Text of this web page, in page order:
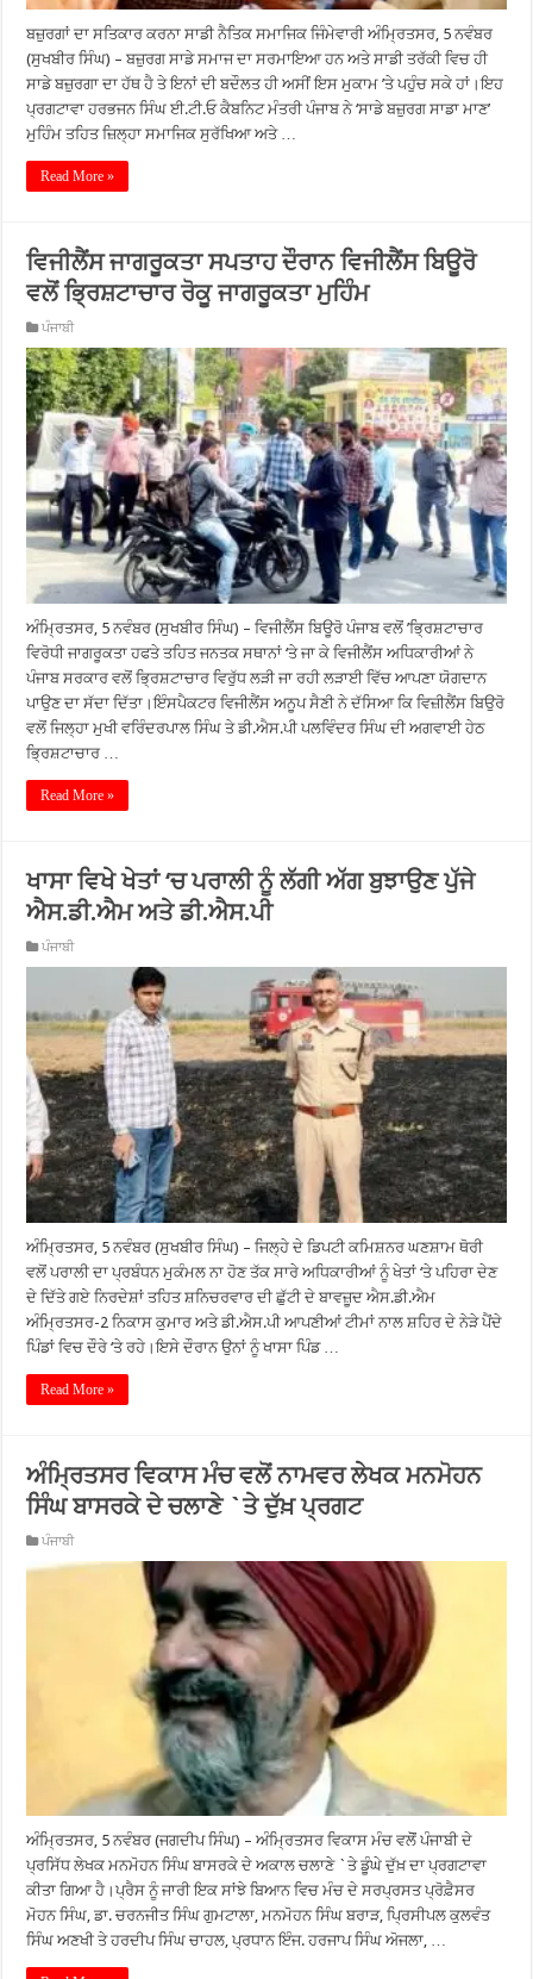
ਬਜ਼ੁਰਗਾਂ ਦਾ ਸਤਿਕਾਰ ਕਰਨਾ ਸਾਡੀ ਨੈਤਿਕ ਸਮਾਜਿਕ ਜਿੰਮੇਵਾਰੀ ਅੰਮ੍ਰਿਤਸਰ, 5 ਨਵੰਬਰ
(ਸੁਖਬੀਰ ਸਿੰਘ) – ਬਜ਼ੁਰਗ ਸਾਡੇ ਸਮਾਜ ਦਾ ਸਰਮਾਇਆ ਹਨ ਅਤੇ ਸਾਡੀ ਤਰੱਕੀ ਵਿਚ ਹੀ
ਸਾਡੇ ਬਜ਼ੁਰਗਾ ਦਾ ਹੱਥ ਹੈ ਤੇ ਇਨਾਂ ਦੀ ਬਦੌਲਤ ਹੀ ਅਸੀਂ ਇਸ ਮੁਕਾਮ ’ਤੇ ਪਹੁੰਚ ਸਕੇ ਹਾਂ।ਇਹ
ਪ੍ਰਗਟਾਵਾ ਹਰਭਜਨ ਸਿੰਘ ਈ.ਟੀ.ਓ ਕੈਬਨਿਟ ਮੰਤਰੀ ਪੰਜਾਬ ਨੇ ‘ਸਾਡੇ ਬਜ਼ੁਰਗ ਸਾਡਾ ਮਾਣ’
ਮੁਹਿੰਮ ਤਹਿਤ ਜ਼ਿਲ੍ਹਾ ਸਮਾਜਿਕ ਸੁਰੱਖਿਆ ਅਤੇ …
Read More »
ਵਿਜੀਲੈਂਸ ਜਾਗਰੂਕਤਾ ਸਪਤਾਹ ਦੌਰਾਨ ਵਿਜੀਲੈਂਸ ਬਿਊਰੋ
ਵਲੋਂ ਭ੍ਰਿਸ਼ਟਾਚਾਰ ਰੋਕੂ ਜਾਗਰੂਕਤਾ ਮੁਹਿੰਮ
ਪੰਜਾਬੀ
ਅੰਮ੍ਰਿਤਸਰ, 5 ਨਵੰਬਰ (ਸੁਖਬੀਰ ਸਿੰਘ) – ਵਿਜੀਲੈਂਸ ਬਿਊਰੋ ਪੰਜਾਬ ਵਲੋਂ ’ਭ੍ਰਿਸ਼ਟਾਚਾਰ
ਵਿਰੋਧੀ ਜਾਗਰੂਕਤਾ ਹਫਤੇ ਤਹਿਤ ਜਨਤਕ ਸਥਾਨਾਂ ‘ਤੇ ਜਾ ਕੇ ਵਿਜੀਲੈਂਸ ਅਧਿਕਾਰੀਆਂ ਨੇ
ਪੰਜਾਬ ਸਰਕਾਰ ਵਲੋਂ ਭ੍ਰਿਸ਼ਟਾਚਾਰ ਵਿਰੁੱਧ ਲੜੀ ਜਾ ਰਹੀ ਲੜਾਈ ਵਿੱਚ ਆਪਣਾ ਯੋਗਦਾਨ
ਪਾਉਣ ਦਾ ਸੱਦਾ ਦਿੱਤਾ।ਇੰਸਪੈਕਟਰ ਵਿਜੀਲੈਂਸ ਅਨੂਪ ਸੈਣੀ ਨੇ ਦੱਸਿਆ ਕਿ ਵਿਜ਼ੀਲੈਂਸ ਬਿਉਰੋ
ਵਲੋਂ ਜਿਲ੍ਹਾ ਮੁਖੀ ਵਰਿੰਦਰਪਾਲ ਸਿੰਘ ਤੇ ਡੀ.ਐਸ.ਪੀ ਪਲਵਿੰਦਰ ਸਿੰਘ ਦੀ ਅਗਵਾਈ ਹੇਠ
ਭ੍ਰਿਸ਼ਟਾਚਾਰ …
Read More »
ਖਾਸਾ ਵਿਖੇ ਖੇਤਾਂ ‘ਚ ਪਰਾਲੀ ਨੂੰ ਲੱਗੀ ਅੱਗ ਬੁਝਾਉਣ ਪੁੱਜੇ
ਐਸ.ਡੀ.ਐਮ ਅਤੇ ਡੀ.ਐਸ.ਪੀ
ਪੰਜਾਬੀ
ਅੰਮ੍ਰਿਤਸਰ, 5 ਨਵੰਬਰ (ਸੁਖਬੀਰ ਸਿੰਘ) – ਜਿਲ੍ਹੇ ਦੇ ਡਿਪਟੀ ਕਮਿਸ਼ਨਰ ਘਣਸ਼ਾਮ ਥੋਰੀ
ਵਲੋਂ ਪਰਾਲੀ ਦਾ ਪ੍ਰਬੰਧਨ ਮੁਕੰਮਲ ਨਾ ਹੋਣ ਤੱਕ ਸਾਰੇ ਅਧਿਕਾਰੀਆਂ ਨੂੰ ਖੇਤਾਂ ‘ਤੇ ਪਹਿਰਾ ਦੇਣ
ਦੇ ਦਿੱਤੇ ਗਏ ਨਿਰਦੇਸ਼ਾਂ ਤਹਿਤ ਸ਼ਨਿਚਰਵਾਰ ਦੀ ਛੁੱਟੀ ਦੇ ਬਾਵਜ਼ੂਦ ਐਸ.ਡੀ.ਐਮ
ਅੰਮ੍ਰਿਤਸਰ-2 ਨਿਕਾਸ ਕੁਮਾਰ ਅਤੇ ਡੀ.ਐਸ.ਪੀ ਆਪਣੀਆਂ ਟੀਮਾਂ ਨਾਲ ਸ਼ਹਿਰ ਦੇ ਨੇੜੇ ਪੈਂਦੇ
ਪਿੰਡਾਂ ਵਿਚ ਦੌਰੇ ‘ਤੇ ਰਹੇ।ਇਸੇ ਦੌਰਾਨ ਉਨਾਂ ਨੂੰ ਖਾਸਾ ਪਿੰਡ …
Read More »
ਅੰਮ੍ਰਿਤਸਰ ਵਿਕਾਸ ਮੰਚ ਵਲੋਂ ਨਾਮਵਰ ਲੇਖਕ ਮਨਮੋਹਨ
ਸਿੰਘ ਬਾਸਰਕੇ ਦੇ ਚਲਾਣੇ `ਤੇ ਦੁੱਖ਼ ਪ੍ਰਗਟ
ਪੰਜਾਬੀ
ਅੰਮ੍ਰਿਤਸਰ, 5 ਨਵੰਬਰ (ਜਗਦੀਪ ਸਿੰਘ) – ਅੰਮ੍ਰਿਤਸਰ ਵਿਕਾਸ ਮੰਚ ਵਲੋੋਂ ਪੰਜਾਬੀ ਦੇ
ਪ੍ਰਸਿੱਧ ਲੇਖਕ ਮਨਮੋਹਨ ਸਿੰਘ ਬਾਸਰਕੇ ਦੇ ਅਕਾਲ ਚਲਾਣੇ `ਤੇ ਡੂੰਘੇ ਦੁੱਖ਼ ਦਾ ਪ੍ਰਗਟਾਵਾ
ਕੀਤਾ ਗਿਆ ਹੈ।ਪ੍ਰੈਸ ਨੂੰ ਜਾਰੀ ਇਕ ਸਾਂਝੇ ਬਿਆਨ ਵਿਚ ਮੰਚ ਦੇ ਸਰਪ੍ਰਸਤ ਪ੍ਰੋਫ਼ੈਸਰ
ਮੋਹਨ ਸਿੰਘ, ਡਾ. ਚਰਨਜੀਤ ਸਿੰਘ ਗੁਮਟਾਲਾ, ਮਨਮੋਹਨ ਸਿੰਘ ਬਰਾੜ, ਪ੍ਰਿਸੀਪਲ ਕੁਲਵੰਤ
ਸਿੰਘ ਅਣਖੀ ਤੇ ਹਰਦੀਪ ਸਿੰਘ ਚਾਹਲ, ਪ੍ਰਧਾਨ ਇੰਜ. ਹਰਜਾਪ ਸਿੰਘ ਅੋਜਲਾ, …